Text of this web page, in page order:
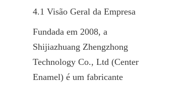
4.1 Visão Geral da Empresa
Fundada em 2008, a
Shijiazhuang Zhengzhong
Technology Co., Ltd (Center
Enamel) é um fabricante